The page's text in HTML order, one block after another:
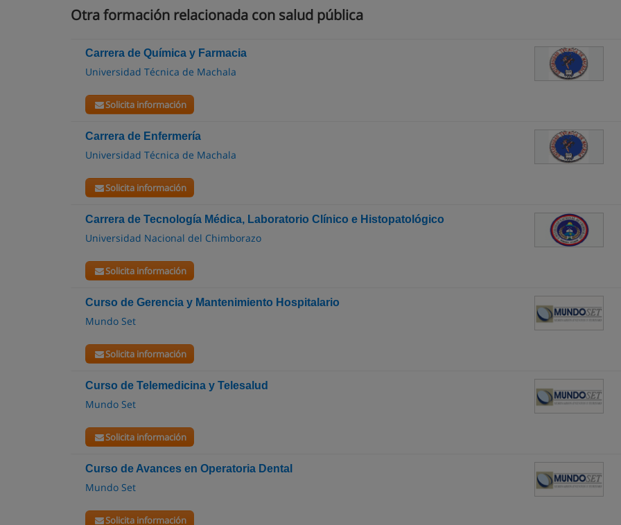
Otra formación relacionada con salud pública
Carrera de Química y Farmacia
Universidad Técnica de Machala
Solicita información
Carrera de Enfermería
Universidad Técnica de Machala
Solicita información
Carrera de Tecnología Médica, Laboratorio Clínico e Histopatológico
Universidad Nacional del Chimborazo
Solicita información
Curso de Gerencia y Mantenimiento Hospitalario
Mundo Set
Solicita información
Curso de Telemedicina y Telesalud
Mundo Set
Solicita información
Curso de Avances en Operatoria Dental
Mundo Set
Solicita información